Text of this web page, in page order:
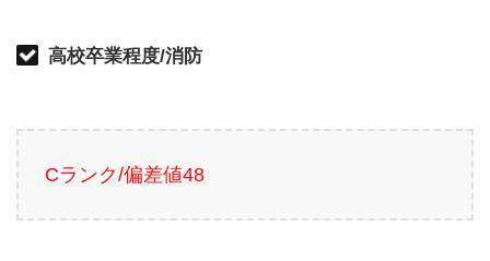
高校卒業程度/消防
Cランク/偏差値48